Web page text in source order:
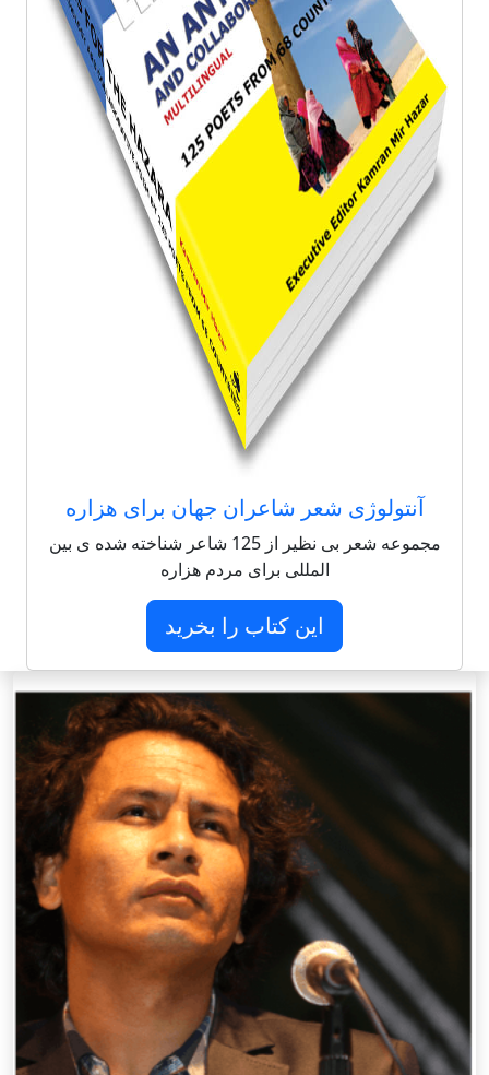
آنتولوژی شعر شاعران جهان برای هزاره
مجموعه شعر بی نظیر از 125 شاعر شناخته شده ی بین
المللی برای مردم هزاره
این کتاب را بخرید